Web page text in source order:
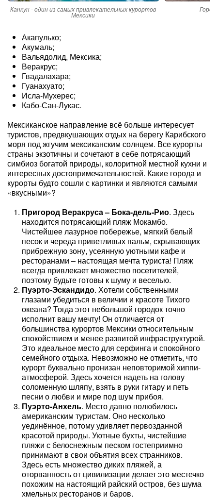
Канкун - один из самых привлекательных курортов
Мексики
Акапулько;
Акумаль;
Вальядолид, Мексика;
Веракрус;
Гвадалахара;
Гуанахуато;
Исла-Мухерес;
Кабо-Сан-Лукас.
Мексиканское направление всё больше интересует
туристов, предвкушающих отдых на берегу Карибского
моря под жгучим мексиканским солнцем. Все курорты
страны экзотичны и сочетают в себе потрясающий
симбиоз богатой природы, колоритной местной кухни и
интересных достопримечательностей. Какие города и
курорты будто сошли с картинки и являются самыми
«вкусными»?
Пригород Веракруса – Бока-дель-Рио. Здесь
находится потрясающий пляж Мокамбо.
Чистейшее лазурное побережье, мягкий белый
песок и череда приветливых пальм, скрывающих
прибрежную зону, усеянную уютными кафе и
ресторанами – настоящая мечта туриста! Пляж
всегда привлекает множество посетителей,
поэтому будьте готовы к шуму и веселью.
Пуэрто-Эскандидо. Хотели собственными
глазами убедиться в величии и красоте Тихого
океана? Тогда этот небольшой городок точно
исполнит вашу мечту! Он отличается от
большинства курортов Мексики относительным
спокойствием и менее развитой инфраструктурой.
Это идеальное место для серфинга и спокойного
семейного отдыха. Невозможно не отметить, что
курорт буквально пронизан неповторимой хиппи-
атмосферой. Здесь хочется надеть на голову
соломенную шляпу, взять в руки гитару и петь
песни о любви и мире под шум прибоя.
Пуэрто-Анхель. Место давно полюбилось
американским туристам. Оно несколько
уединённое, потому удивляет первозданной
красотой природы. Уютные бухты, чистейшие
пляжи с белоснежным песком гостеприимно
принимают в свои объятия всех странников.
Здесь есть множество диких пляжей, а
оторванность от цивилизации делает это местечко
похожим на настоящий райский остров, без шума
хмельных ресторанов и баров.